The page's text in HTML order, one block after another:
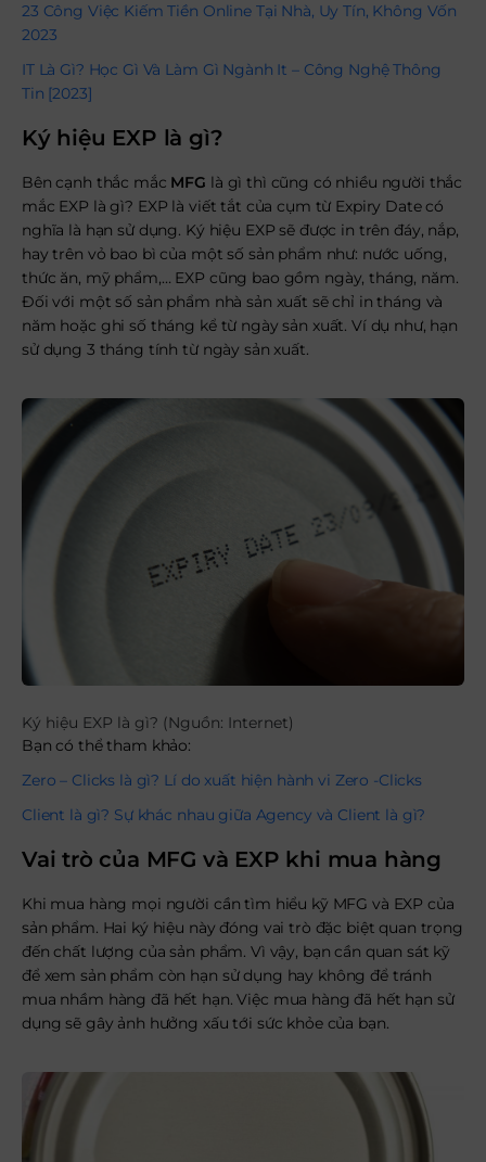
23 Công Việc Kiếm Tiền Online Tại Nhà, Uy Tín, Không Vốn
2023
IT Là Gì? Học Gì Và Làm Gì Ngành It – Công Nghệ Thông
Tin [2023]
Ký hiệu EXP là gì?
Bên cạnh thắc mắc MFG là gì thì cũng có nhiều người thắc
mắc EXP là gì? EXP là viết tắt của cụm từ Expiry Date có
nghĩa là hạn sử dụng. Ký hiệu EXP sẽ được in trên đáy, nắp,
hay trên vỏ bao bì của một số sản phẩm như: nước uống,
thức ăn, mỹ phẩm,… EXP cũng bao gồm ngày, tháng, năm.
Đối với một số sản phẩm nhà sản xuất sẽ chỉ in tháng và
năm hoặc ghi số tháng kể từ ngày sản xuất. Ví dụ như, hạn
sử dụng 3 tháng tính từ ngày sản xuất.
Ký hiệu EXP là gì? (Nguồn: Internet)
Bạn có thể tham khảo:
Zero – Clicks là gì? Lí do xuất hiện hành vi Zero -Clicks
Client là gì? Sự khác nhau giữa Agency và Client là gì?
Vai trò của MFG và EXP khi mua hàng
Khi mua hàng mọi người cần tìm hiểu kỹ MFG và EXP của
sản phẩm. Hai ký hiệu này đóng vai trò đặc biệt quan trọng
đến chất lượng của sản phẩm. Vì vậy, bạn cần quan sát kỹ
để xem sản phẩm còn hạn sử dụng hay không để tránh
mua nhầm hàng đã hết hạn. Việc mua hàng đã hết hạn sử
dụng sẽ gây ảnh hưởng xấu tới sức khỏe của bạn.